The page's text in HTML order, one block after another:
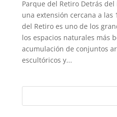
Parque del Retiro Detrás
una extensión cercana a las
del Retiro es uno de los
los espacios naturales más
acumulación de conjuntos
escultóricos y...